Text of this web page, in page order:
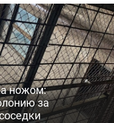
ножом:
за